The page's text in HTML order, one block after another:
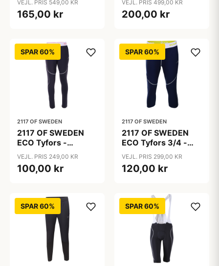
- Mørk grå - Str. 40
VEJL. PRIS 549,00 KR
165,00 kr
grå - Str. 140
VEJL. PRIS 499,00 KR
200,00 kr
SPAR 60%
2117 OF SWEDEN
2117 OF SWEDEN
ECO Tyfors -
Mellemlagsbuks -
Pige - Mørk grå - Str.
140
VEJL. PRIS 249,00 KR
100,00 kr
SPAR 60%
2117 OF SWEDEN
2117 OF SWEDEN
ECO Tyfors 3/4 -
Mellemlagsbuks -
Mørk grå - Str. 3XL
VEJL. PRIS 299,00 KR
120,00 kr
SPAR 60% SPAR 60%